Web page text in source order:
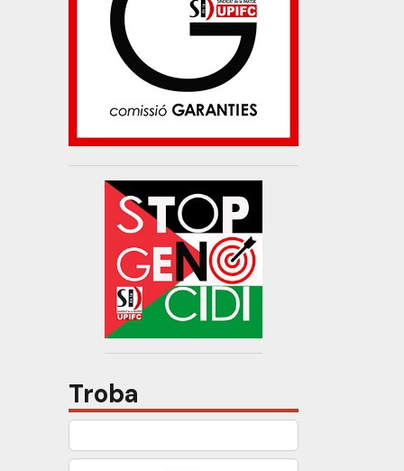
Troba
Cerca: